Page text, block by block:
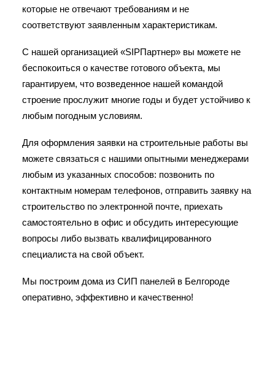
которые не отвечают требованиям и не
соответствуют заявленным характеристикам.
С нашей организацией «SIPПартнер» вы можете не
беспокоиться о качестве готового объекта, мы
гарантируем, что возведенное нашей командой
строение прослужит многие годы и будет устойчиво к
любым погодным условиям.
Для оформления заявки на строительные работы вы
можете связаться с нашими опытными менеджерами
любым из указанных способов: позвонить по
контактным номерам телефонов, отправить заявку на
строительство по электронной почте, приехать
самостоятельно в офис и обсудить интересующие
вопросы либо вызвать квалифицированного
специалиста на свой объект.
Мы построим дома из СИП панелей в Белгороде
оперативно, эффективно и качественно!